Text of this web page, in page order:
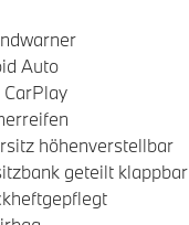
Auto
höhenverstellbar
geteilt klappbar